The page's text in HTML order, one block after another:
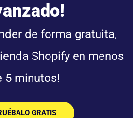
de forma gratuita,
Shopify en menos
5 minutos!
GRATIS